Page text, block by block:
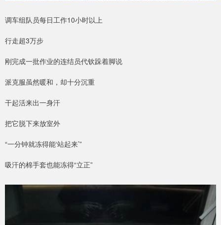
调车组队员每日工作10小时以上
行走超3万步
刚完成一批作业的连结员代钦跺着脚说
派克服虽然暖和，却十分沉重
干起活来出一身汗
把它脱下来放室外
“一分钟就冻得能‘站起来’”
吸汗的棉手套也能冻得“立正”